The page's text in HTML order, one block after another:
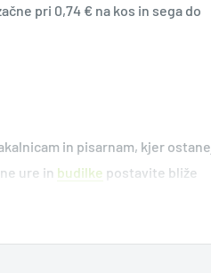
pri 0,74 € na kos in sega do
in pisarnam, kjer
ure in budilke postavite bliže
modeli je Brezžični
Vsaka promocijska ura v